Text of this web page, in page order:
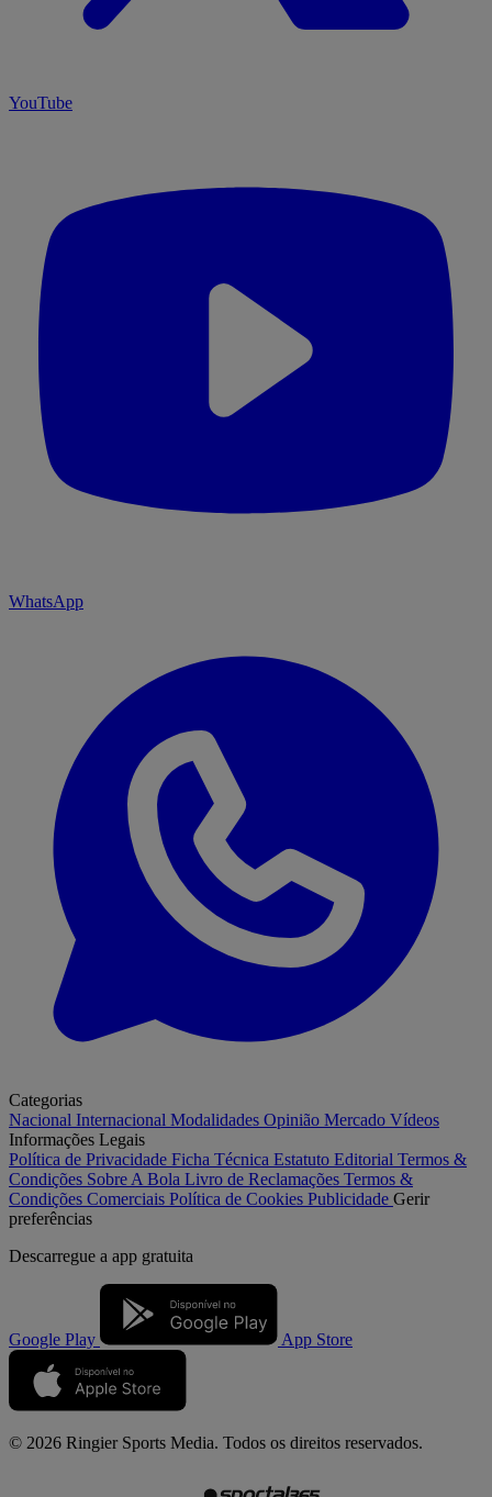
YouTube
WhatsApp
Categorias
Nacional Internacional Modalidades Opinião Mercado Vídeos
Informações Legais
Política de Privacidade Ficha Técnica Estatuto Editorial Termos &
Condições Sobre A Bola Livro de Reclamações Termos &
Condições Comerciais Política de Cookies Publicidade Gerir
preferências
Descarregue a app gratuita
Google Play App Store
© 2026 Ringier Sports Media. Todos os direitos reservados.